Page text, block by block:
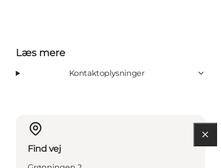
Læs mere
Kontaktoplysninger
Find vej